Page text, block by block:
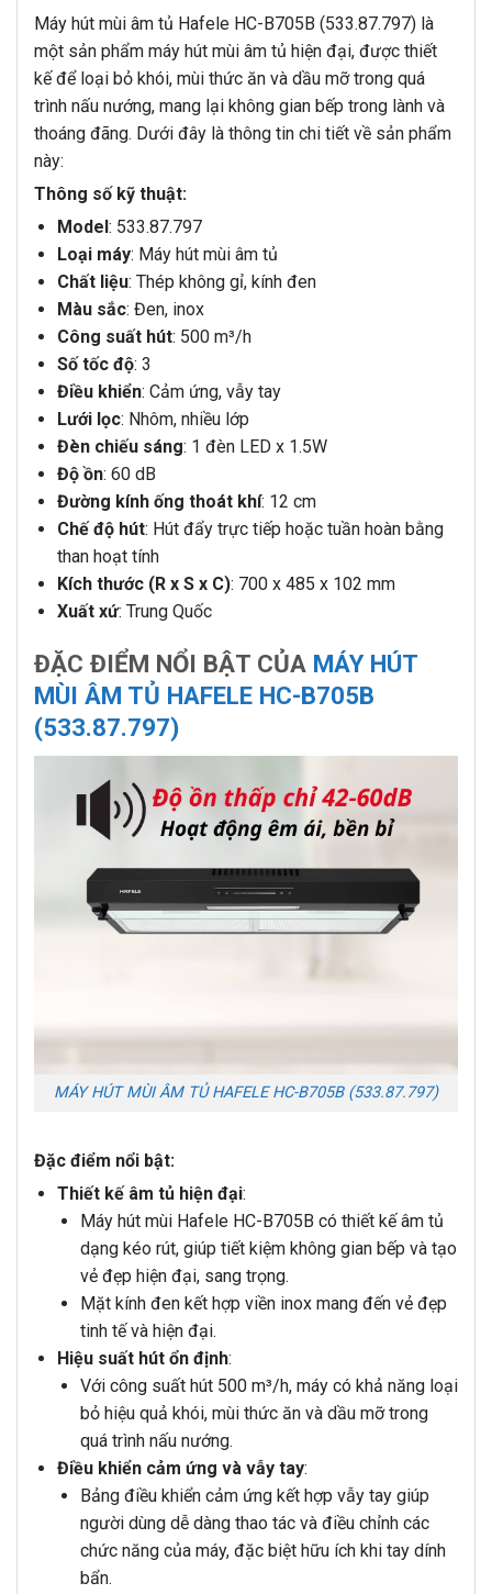
Máy hút mùi âm tủ Hafele HC-B705B (533.87.797) là
một sản phẩm máy hút mùi âm tủ hiện đại, được thiết
kế để loại bỏ khói, mùi thức ăn và dầu mỡ trong quá
trình nấu nướng, mang lại không gian bếp trong lành và
thoáng đãng. Dưới đây là thông tin chi tiết về sản phẩm
này:
Thông số kỹ thuật:
Model: 533.87.797
Loại máy: Máy hút mùi âm tủ
Chất liệu: Thép không gỉ, kính đen
Màu sắc: Đen, inox
Công suất hút: 500 m³/h
Số tốc độ: 3
Điều khiển: Cảm ứng, vẫy tay
Lưới lọc: Nhôm, nhiều lớp
Đèn chiếu sáng: 1 đèn LED x 1.5W
Độ ồn: 60 dB
Đường kính ống thoát khí: 12 cm
Chế độ hút: Hút đẩy trực tiếp hoặc tuần hoàn bằng
than hoạt tính
Kích thước (R x S x C): 700 x 485 x 102 mm
Xuất xứ: Trung Quốc
ĐẶC ĐIỂM NỔI BẬT CỦA MÁY HÚT
MÙI ÂM TỦ HAFELE HC-B705B
(533.87.797)
MÁY HÚT MÙI ÂM TỦ HAFELE HC-B705B (533.87.797)
Đặc điểm nổi bật:
Thiết kế âm tủ hiện đại:
Máy hút mùi Hafele HC-B705B có thiết kế âm tủ
dạng kéo rút, giúp tiết kiệm không gian bếp và tạo
vẻ đẹp hiện đại, sang trọng.
Mặt kính đen kết hợp viền inox mang đến vẻ đẹp
tinh tế và hiện đại.
Hiệu suất hút ổn định:
Với công suất hút 500 m³/h, máy có khả năng loại
bỏ hiệu quả khói, mùi thức ăn và dầu mỡ trong
quá trình nấu nướng.
Điều khiển cảm ứng và vẫy tay:
Bảng điều khiển cảm ứng kết hợp vẫy tay giúp
người dùng dễ dàng thao tác và điều chỉnh các
chức năng của máy, đặc biệt hữu ích khi tay dính
bẩn.